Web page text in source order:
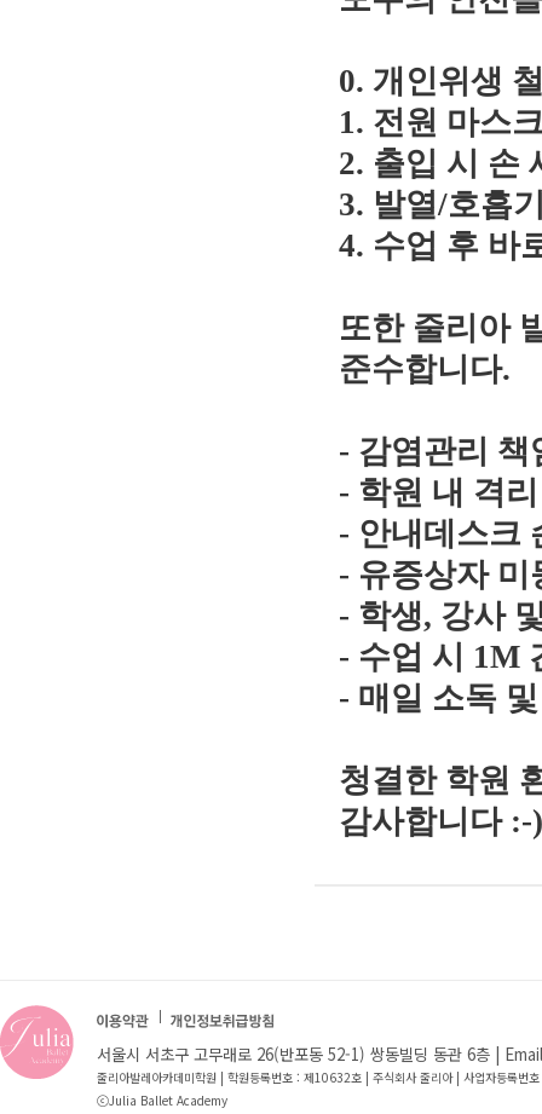
0. 개인위생
1. 전원 마스
2. 출입 시 손
3. 발열/호흡
4. 수업 후 바
또한 줄리아
준수합니다.
- 감염관리 책
- 학원 내 격
- 안내데스크
- 유증상자 미
- 학생, 강사
- 수업 시 1M
- 매일 소독
청결한 학원
감사합니다 :-)
서울시 서초구 고무래로 26(반포동 52-1) 쌍동빌딩 동관 6층 |
줄리아발레아카데미학원 | 학원등록번호 : 제10632호 | 주식회사 줄리아 | 사업자등록번
ⓒJulia Ballet Academy